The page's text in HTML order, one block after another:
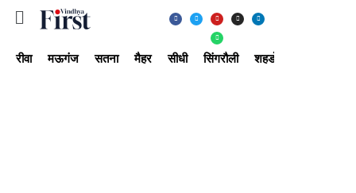
रीवा मऊगंज सतना मैहर सीधी सिंगरौली शहडोल